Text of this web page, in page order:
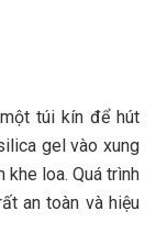
túi kín để hút
gel vào xung
khe loa. Quá trình
an toàn và hiệu